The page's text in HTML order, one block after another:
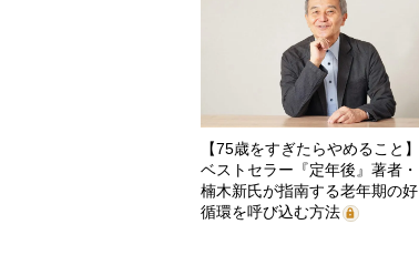
【75歳をすぎたらやめること】
ベストセラー『定年後』著者・
楠木新氏が指南する老年期の好
循環を呼び込む方法